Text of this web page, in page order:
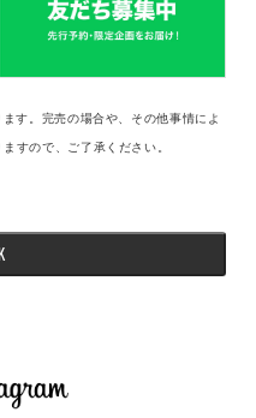
す。完売の場合や、その他事情によ
すので、ご了承ください。